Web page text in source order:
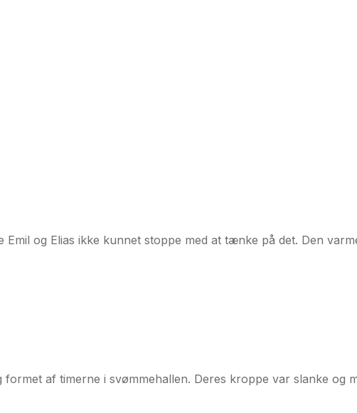
og Elias ikke kunnet stoppe med at tænke på det. Den
af timerne i svømmehallen. Deres kroppe var slanke og